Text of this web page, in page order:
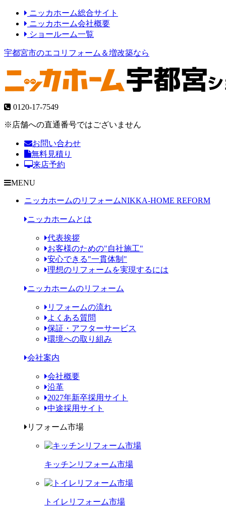
ニッカホーム総合サイト
ニッカホーム会社概要
ショールーム一覧
宇都宮市のエコリフォーム＆増改築なら
0120-17-7549
※店舗への直通番号ではございません
お問い合わせ
無料見積り
来店予約
MENU
ニッカホームのリフォームNIKKA-HOME REFORM
ニッカホームとは
代表挨拶
お客様のための"自社施工"
安心できる"一貫体制"
理想のリフォームを実現するには
ニッカホームのリフォーム
リフォームの流れ
よくある質問
保証・アフターサービス
環境への取り組み
会社案内
会社概要
沿革
2027年新卒採用サイト
中途採用サイト
リフォーム市場
キッチンリフォーム市場
トイレリフォーム市場